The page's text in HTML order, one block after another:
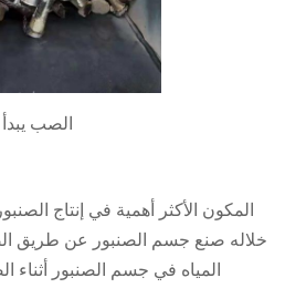
الصب
المكون الأكثر أهمية في إنتاج
خلاله صنع جسم الصنبور عن طريق
المياه في جسم الصنبور